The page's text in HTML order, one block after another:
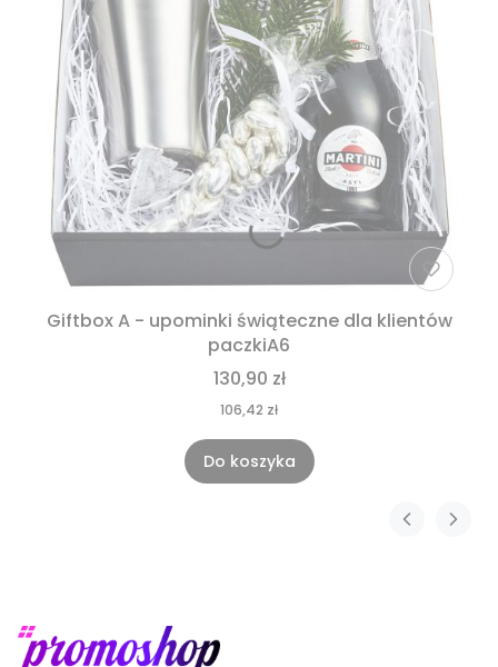
Giftbox A - upominki świąteczne dla klientów
paczkiA6
130,90 zł
106,42 zł
Do koszyka